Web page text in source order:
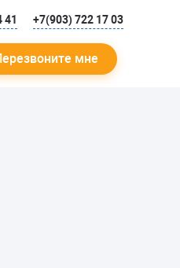
41 +7(903) 722 17 03
мне